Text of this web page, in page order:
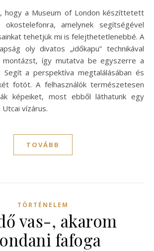
okostelefonra, amelynek segítségével
tehetjük mi is felejthetetlenebbé. A
oly divatos „időkapu” technikával
montázst, így mutatva be egyszerre a
a perspektíva megtalálásában és
fotót. A felhasználók természetesen
képeiket, most ebből láthatunk egy
vízárus.
TOVÁBB
TÖRTÉNELEM
vas-, akarom
fafoga